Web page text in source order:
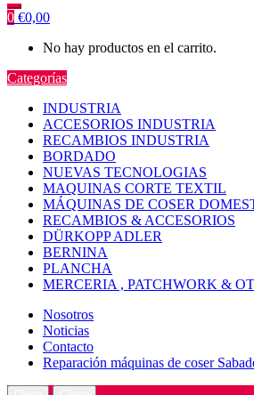
0 €0,00
No hay productos en el carrito.
Categorías
INDUSTRIA
ACCESORIOS INDUSTRIA
RECAMBIOS INDUSTRIA
BORDADO
NUEVAS TECNOLOGIAS
MAQUINAS CORTE TEXTIL
MÁQUINAS DE COSER
RECAMBIOS & ACCESORIOS
DÜRKOPP ADLER
BERNINA
PLANCHA
MERCERIA , PATCHWORK &
Nosotros
Noticias
Contacto
Reparación máquinas de coser